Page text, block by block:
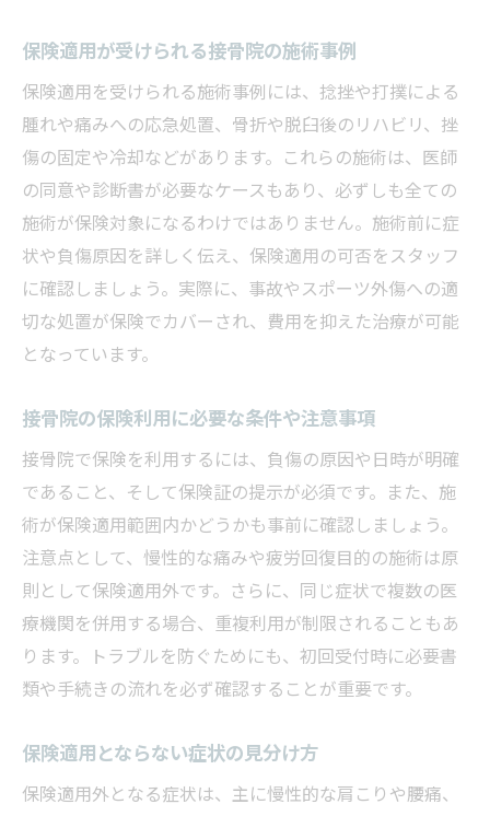
保険適用が受けられる接骨院の施術事例
保険適用を受けられる施術事例には、捻挫や打撲による
腫れや痛みへの応急処置、骨折や脱臼後のリハビリ、挫
傷の固定や冷却などがあります。これらの施術は、医師
の同意や診断書が必要なケースもあり、必ずしも全ての
施術が保険対象になるわけではありません。施術前に症
状や負傷原因を詳しく伝え、保険適用の可否をスタッフ
に確認しましょう。実際に、事故やスポーツ外傷への適
切な処置が保険でカバーされ、費用を抑えた治療が可能
となっています。
接骨院の保険利用に必要な条件や注意事項
接骨院で保険を利用するには、負傷の原因や日時が明確
であること、そして保険証の提示が必須です。また、施
術が保険適用範囲内かどうかも事前に確認しましょう。
注意点として、慢性的な痛みや疲労回復目的の施術は原
則として保険適用外です。さらに、同じ症状で複数の医
療機関を併用する場合、重複利用が制限されることもあ
ります。トラブルを防ぐためにも、初回受付時に必要書
類や手続きの流れを必ず確認することが重要です。
保険適用とならない症状の見分け方
保険適用外となる症状は、主に慢性的な肩こりや腰痛、